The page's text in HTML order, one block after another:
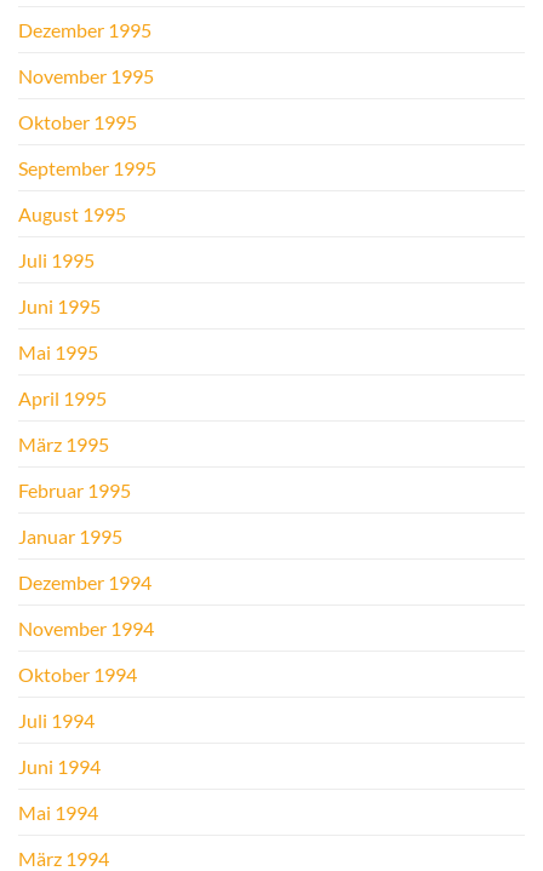
Dezember 1995
November 1995
Oktober 1995
September 1995
August 1995
Juli 1995
Juni 1995
Mai 1995
April 1995
März 1995
Februar 1995
Januar 1995
Dezember 1994
November 1994
Oktober 1994
Juli 1994
Juni 1994
Mai 1994
März 1994